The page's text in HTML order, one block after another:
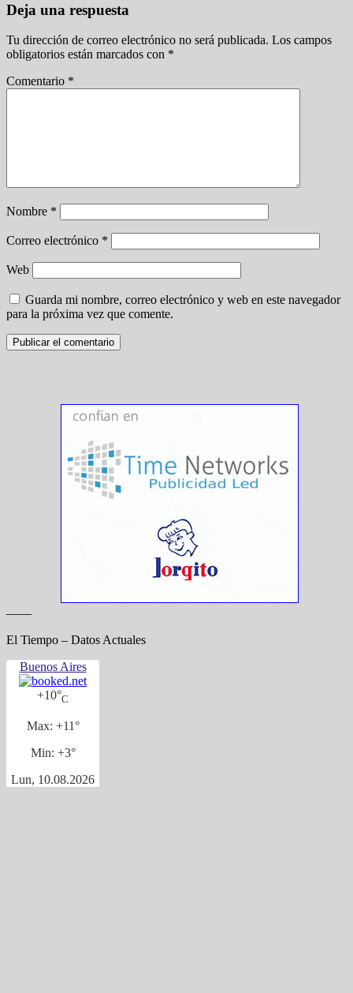
Deja una respuesta
Tu dirección de correo electrónico no será publicada. Los campos
obligatorios están marcados con *
Comentario *
Nombre *
Correo electrónico *
Web
Guarda mi nombre, correo electrónico y web en este navegador
para la próxima vez que comente.
——
El Tiempo – Datos Actuales
Buenos Aires
+10°C
Max: +11°
Min: +3°
Lun, 10.08.2026